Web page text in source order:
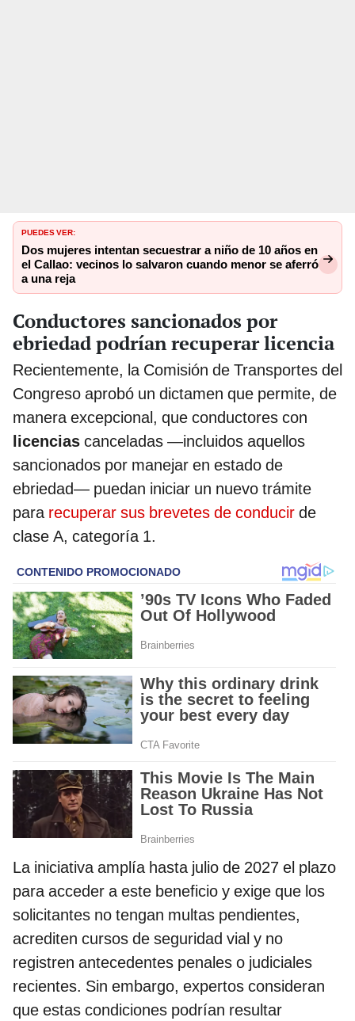
PUEDES VER:
Dos mujeres intentan secuestrar a niño de 10 años en
el Callao: vecinos lo salvaron cuando menor se aferró
a una reja
Conductores sancionados por
ebriedad podrían recuperar licencia
Recientemente, la Comisión de Transportes del
Congreso aprobó un dictamen que permite, de
manera excepcional, que conductores con
licencias canceladas —incluidos aquellos
sancionados por manejar en estado de
ebriedad— puedan iniciar un nuevo trámite
para recuperar sus brevetes de conducir de
clase A, categoría 1.
La iniciativa amplía hasta julio de 2027 el plazo
para acceder a este beneficio y exige que los
solicitantes no tengan multas pendientes,
acrediten cursos de seguridad vial y no
registren antecedentes penales o judiciales
recientes. Sin embargo, expertos consideran
que estas condiciones podrían resultar